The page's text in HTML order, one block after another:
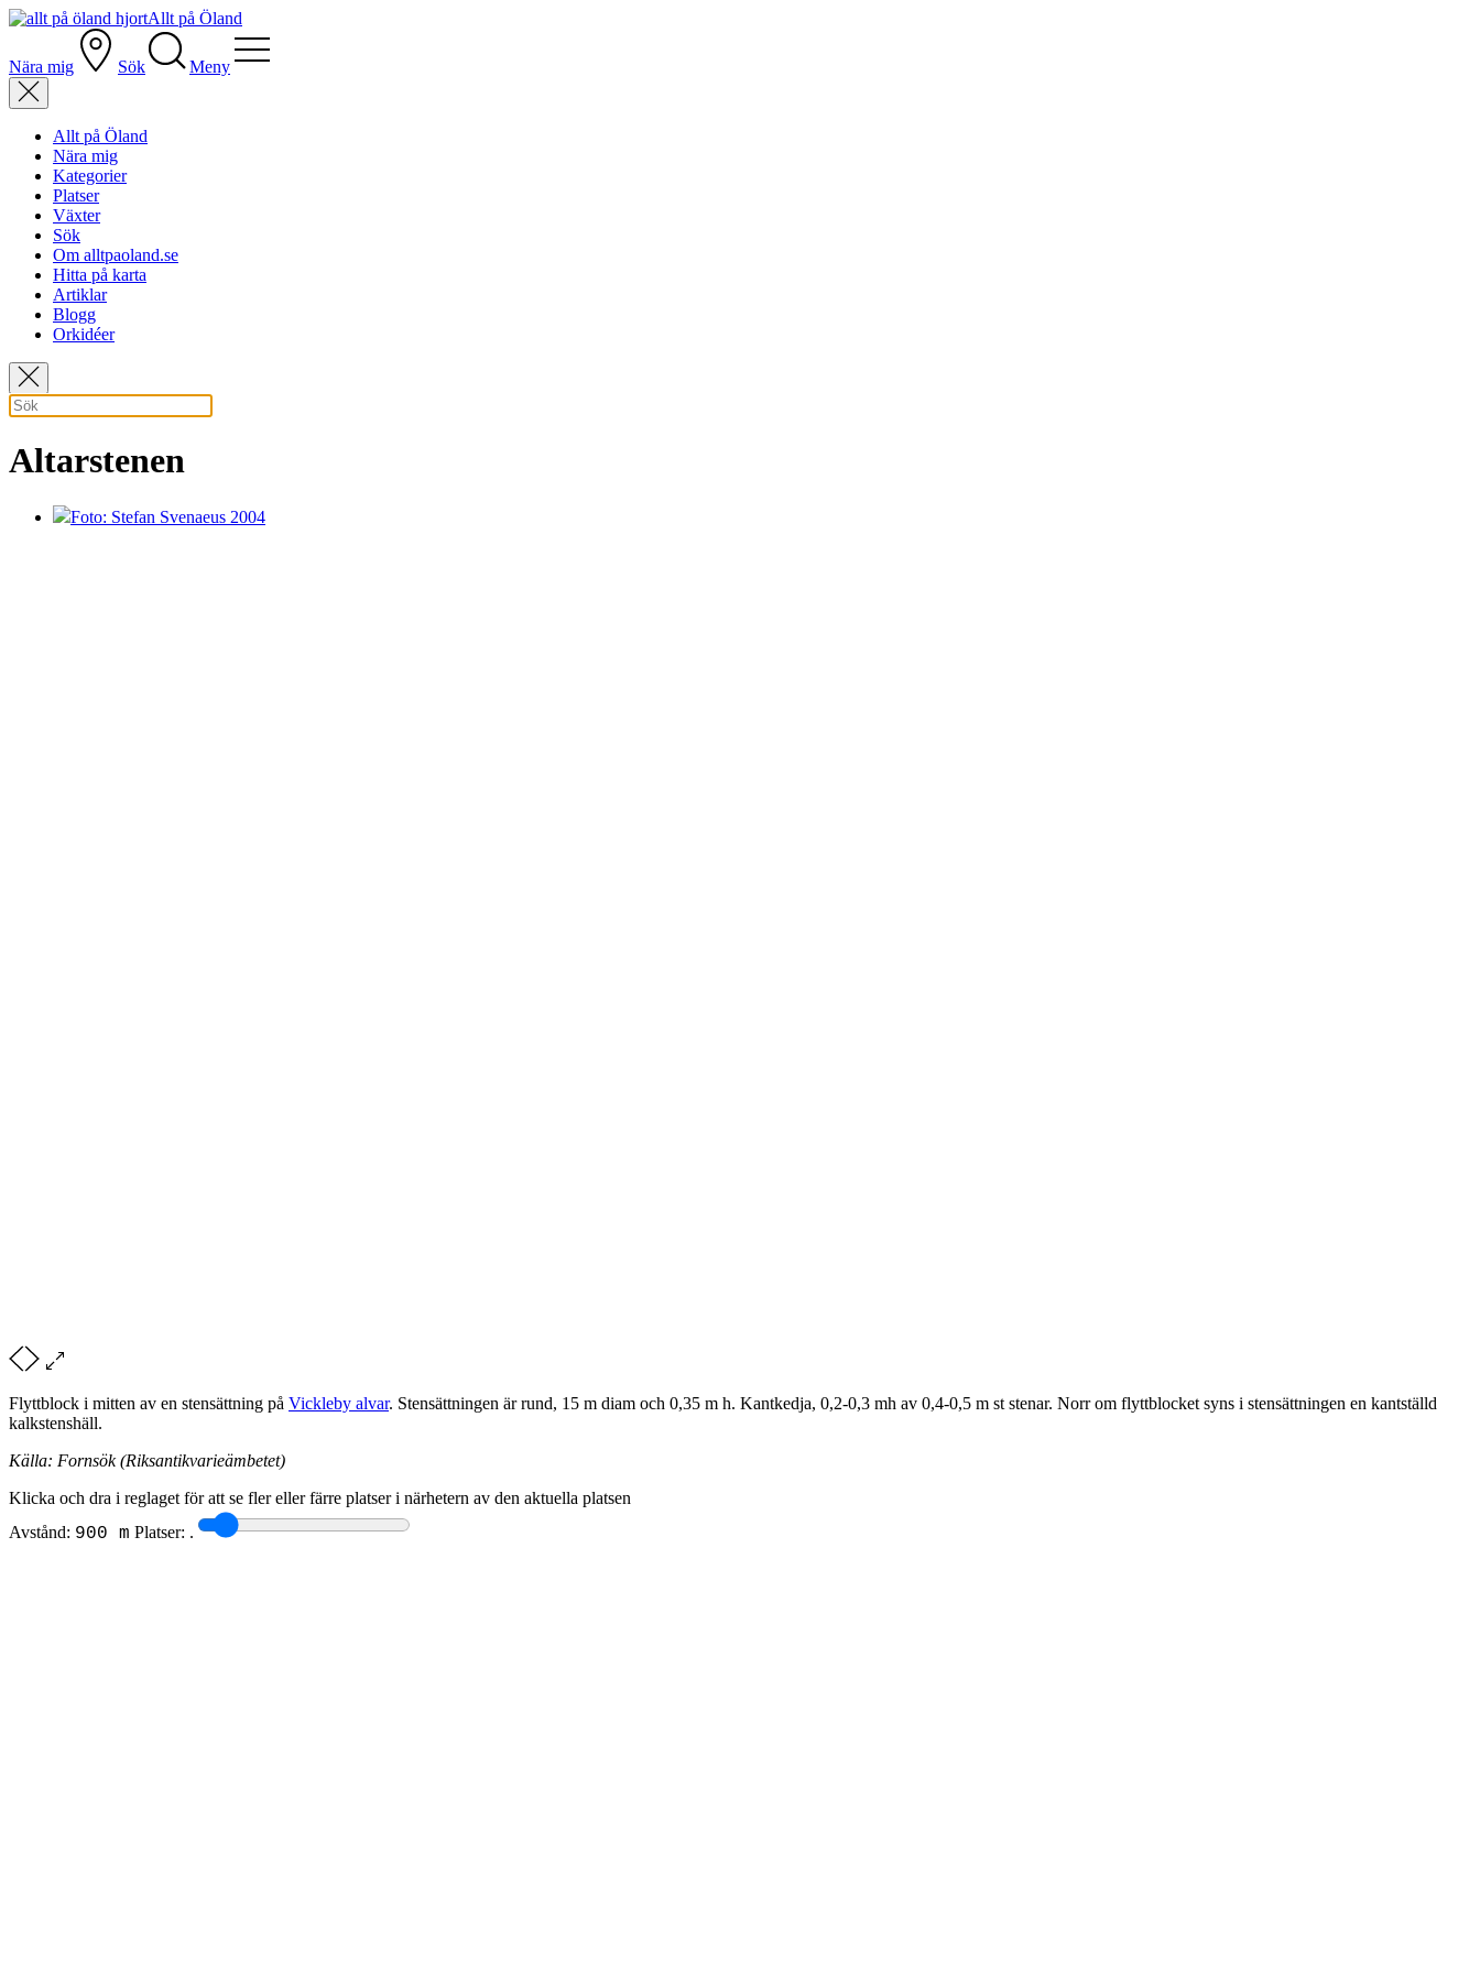
Allt på Öland
Nära mig Sök Meny
Allt på Öland
Nära mig
Kategorier
Platser
Växter
Sök
Om alltpaoland.se
Hitta på karta
Artiklar
Blogg
Orkidéer
Altarstenen
Foto: Stefan Svenaeus 2004
Flyttblock i mitten av en stensättning på Vickleby alvar. Stensättningen är rund, 15 m diam och 0,35 m h. Kantkedja, 0,2-0,3 mh av 0,4-0,5 m st stenar. Norr om flyttblocket syns i stensättningen en kantställd
kalkstenshäll.
Källa: Fornsök (Riksantikvarieämbetet)
Klicka och dra i reglaget för att se fler eller färre platser i närhetern av den aktuella platsen
Avstånd: 900 m Platser: .